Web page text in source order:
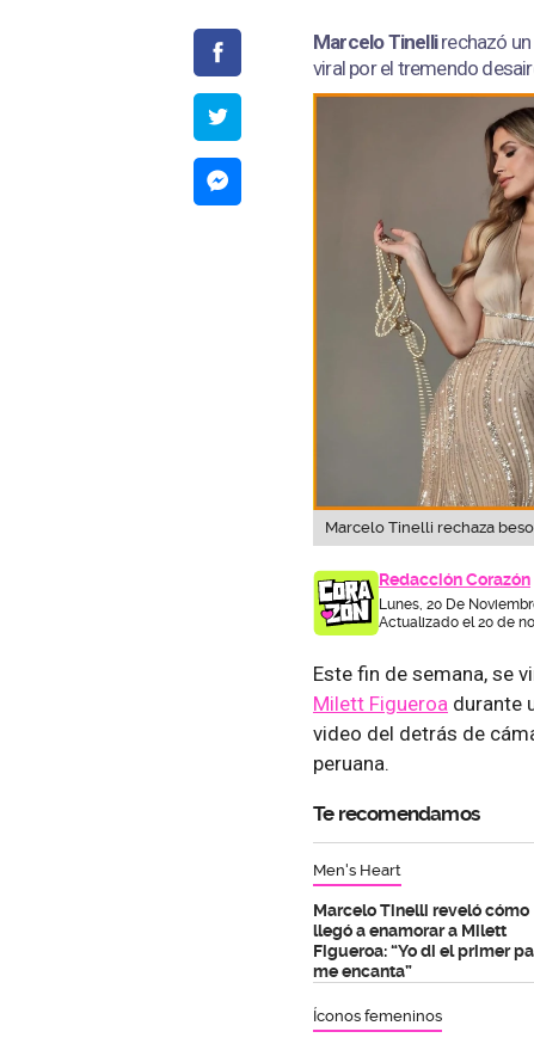
Marcelo Tinellirechazó
viral por el tremendo
Marcelo Tinelli rechaza
Redacción Corazón
Lunes, 20 De
Actualizado el 20 de
Este fin de semana, se
Milett Figueroa durante
video del detrás de
peruana.
Te recomendamos
Men's Heart
Marcelo Tinelli reveló cómo
llegó a enamorar a Milett
Figueroa: “Yo di el primer
me encanta”
Íconos femeninos